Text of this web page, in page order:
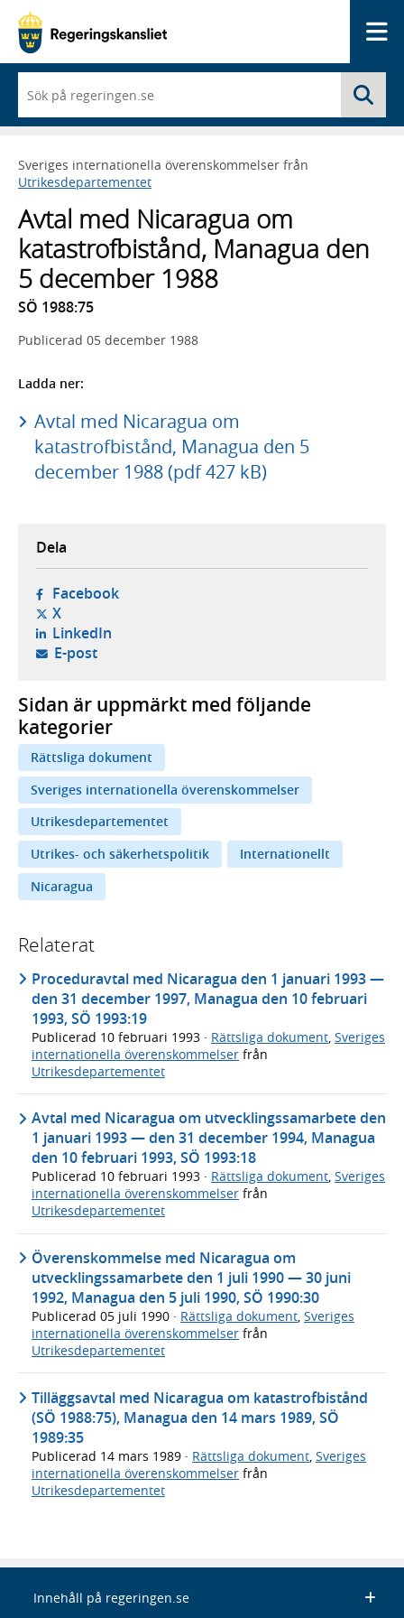
du
börjar
skriva
framträder
en
med
sökförslag
Sveriges internationella överenskommelser från
Utrikesdepartementet
Avtal med Nicaragua om
katastrofbistånd, Managua den
5 december 1988
SÖ 1988:75
Publicerad 05 december 1988
Ladda ner:
Avtal med Nicaragua om
katastrofbistånd, Managua den 5
december 1988 (pdf 427 kB)
Dela
Facebook- öppnas i ny flik, extern webbplats,
X- öppnas i ny flik, extern webbplats,
LinkedIn- öppnas i ny flik, extern webbplats,
E-post- öppnar din e-postklient,
Sidan är uppmärkt med följande
kategorier
Rättsliga dokument
Sveriges internationella överenskommelser
Utrikesdepartementet
Utrikes- och säkerhetspolitik
Internationellt
Nicaragua
Relaterat
Proceduravtal med Nicaragua den 1 januari 1993 —
den 31 december 1997, Managua den 10 februari
1993, SÖ 1993:19
Publicerad 10 februari 1993 · Rättsliga dokument Sveriges
internationella överenskommelser från
Utrikesdepartementet
Avtal med Nicaragua om utvecklingssamarbete den
1 januari 1993 — den 31 december 1994, Managua
den 10 februari 1993, SÖ 1993:18
Publicerad 10 februari 1993 · Rättsliga dokument, Sveriges
internationella överenskommelser från
Utrikesdepartementet
Överenskommelse med Nicaragua om
utvecklingssamarbete den 1 juli 1990 — 30 juni
1992, Managua den 5 juli 1990, SÖ 1990:30
Publicerad 05 juli 1990 · Rättsliga dokument, Sveriges
internationella överenskommelser från
Utrikesdepartementet
Tilläggsavtal med Nicaragua om katastrofbistånd
(SÖ 1988:75), Managua den 14 mars 1989, SÖ
1989:35
Publicerad 14 mars 1989 · Rättsliga dokument Sveriges
internationella överenskommelser från
Utrikesdepartementet
Innehåll på regeringen.se